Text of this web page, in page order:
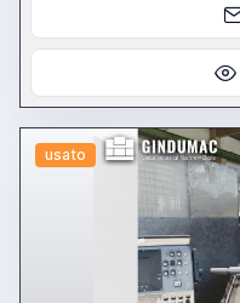
usato